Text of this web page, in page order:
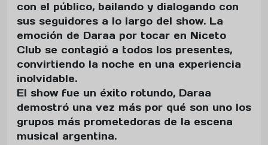
con el público, bailando y dialogando con
sus seguidores a lo largo del show. La
emoción de Daraa por tocar en Niceto
Club se contagió a todos los presentes,
convirtiendo la noche en una experiencia
inolvidable.
El show fue un éxito rotundo, Daraa
demostró una vez más por qué son uno los
grupos más prometedoras de la escena
musical argentina.